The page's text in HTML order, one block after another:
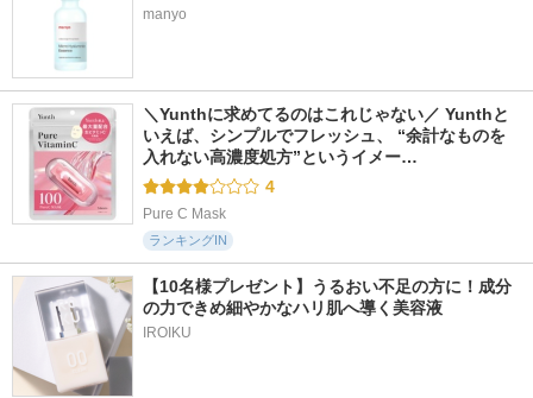
アルティミューン
パワライジング セ
SHISEIDO
manyo
＼Yunthに求めてるのはこれじゃない／ Yunthと
いえば、シンプルでフレッシュ、 “余計なものを
入れない高濃度処方”というイメー…
4
Pure C Mask
ランキングIN
【10名様プレゼント】うるおい不足の方に！成分
の力できめ細やかなハリ肌へ導く美容液
IROIKU